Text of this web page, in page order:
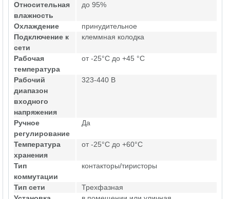
Относительная
влажность
до 95%
Охлаждение
принудительное
Подключение к
сети
клеммная колодка
Рабочая
температура
от -25°C до +45 °C
Рабочий
диапазон
входного
напряжения
323-440 В
Ручное
регулирование
Да
Температура
хранения
от -25°C до +60°C
Тип
коммутации
контакторы/тиристоры
Тип сети
Трехфазная